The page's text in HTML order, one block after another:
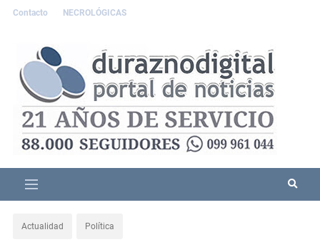
Contacto NECROLÓGICAS
Actualidad Política